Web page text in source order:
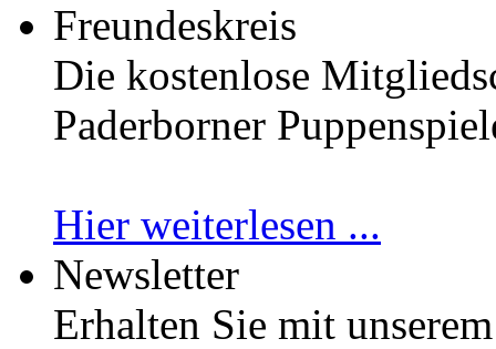
Freundeskreis
Die kostenlose
Paderborner
Hier weiterlesen ...
Newsletter
Erhalten Sie mit